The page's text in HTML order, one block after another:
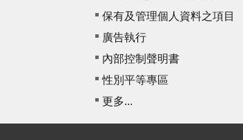
保有及管理個人資料之項目
廣告執行
內部控制聲明書
性別平等專區
更多...